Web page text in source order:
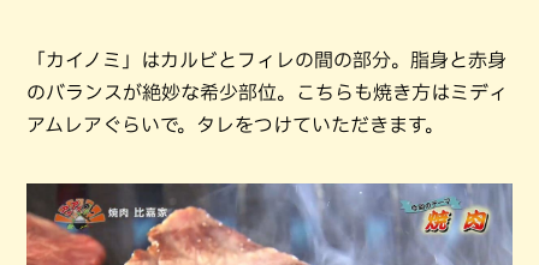
「カイノミ」はカルビとフィレの間の部分。脂身と赤身
のバランスが絶妙な希少部位。こちらも焼き方はミディ
アムレアぐらいで。タレをつけていただきます。